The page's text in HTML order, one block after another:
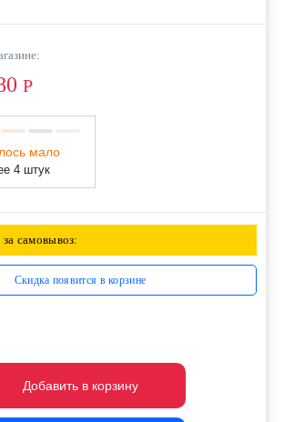
Р
мало
4 штук
самовывоз:
Скидка появится в корзине
Добавить в корзину
Добавить в корзину
Добавить в корзину